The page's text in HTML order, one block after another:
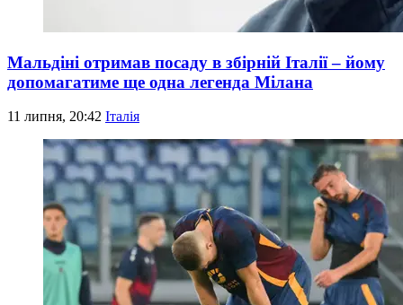
Мальдіні отримав посаду в збірній Італії – йому
допомагатиме ще одна легенда Мілана
11 липня, 20:42 Італія